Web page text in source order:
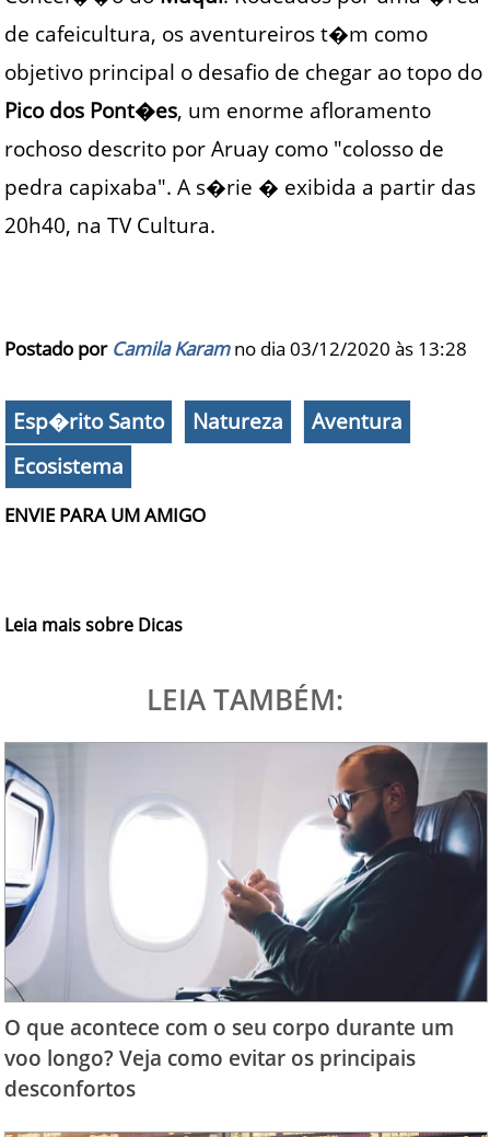
de cafeicultura, os aventureiros t�m como
objetivo principal o desafio de chegar ao topo do
Pico dos Pont�es, um enorme afloramento
rochoso descrito por Aruay como "colosso de
pedra capixaba". A s�rie � exibida a partir das
20h40, na TV Cultura.
Postado por Camila Karamno dia 03/12/2020 às 13:28
Esp�rito Santo Natureza
Aventura
Ecosistema
ENVIE PARA UM AMIGO
Leia mais sobre Dicas
LEIA TAMBÉM:
O que acontece com o seu corpo durante um
voo longo? Veja como evitar os principais
desconfortos